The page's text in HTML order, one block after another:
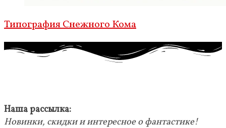
Типография Снежного Кома
Наша рассылка:
Новинки, скидки и интересное о фантастике!